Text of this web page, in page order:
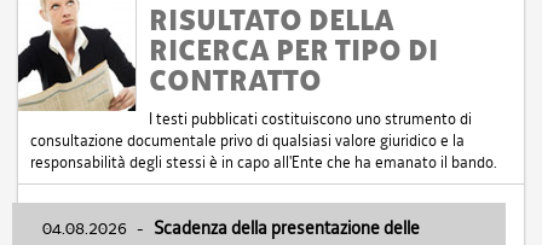
RISULTATO DELLA
RICERCA PER TIPO DI
CONTRATTO
I testi pubblicati costituiscono uno strumento di
consultazione documentale privo di qualsiasi valore giuridico e la
responsabilità degli stessi è in capo all'Ente che ha emanato il bando.
04.08.2026 - Scadenza della presentazione delle